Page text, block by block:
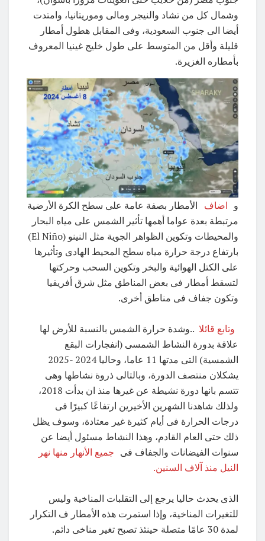
وشمال كل من تشاد والنيجر ومالى وموريتانيا، وامتدت
أيضا الى جنوب السعودية، وفى المقابل هطول أمطار
قليلة وأقل من المتوسط على طول خليج غينيا المعروف
بأمطاره الغزيرة.
و اضاف الأمطار بصفة عامة على سطح الكرة الأرضية
مرتبطة بعدة عواما أهمها تأثير الشمس على مياه البحار
والمحيطات وتكوين الظواهر الجوية مثل النينو (El Niño)
بارتفاع درجة حرارة مياه سطح المحيط الهادى وتأثيرها
على الكتل الهوائية والبخر وتكوين السحب وحركتها
لتسقط أمطار فى بعض المناطق مثل شرق أفريقيا
وتكون جفاف فى مناطق أخرى.
وتابع قائلا ..وشدة حرارة الشمس بالنسبة للأرض لها
علاقة بدورة النشاط الشمسى (انفجارات البقع
الشمسية) التى مدتها 11 عاما، وحاليا 2024 -2025
يشكلان منتصف الدورة، وبالتالى ذروة نشاطها وهى
تتسم بانها دورة نشيطة عن غيرها منذ ان بدأت 2018،
ولذلك شاهدنا الشهرين الأخيرين ارتفاعًا كبيرًا فى
درجات الحرارة فى أيام كثيرة غير معتادة، وسوف يظل
ذلك حتى العام القادم، وهذا النشاط مسئول أيضا عن
سنوات الفيضانات والجفاف فى جميع الأنهار منها نهر
النيل منذ آلاف السنين.
الذى يحدث حاليا يرجع إلى التقلبات المناخية وليس
للتغيرات المناخية، وإذا استمرت هذه الأمطار ف التكرار
لمدة 30 عامًا متصلة حينئذ تصبح تغير مناخى دائم.